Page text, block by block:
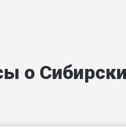
Магаданский пер
Пехотный проезд
о